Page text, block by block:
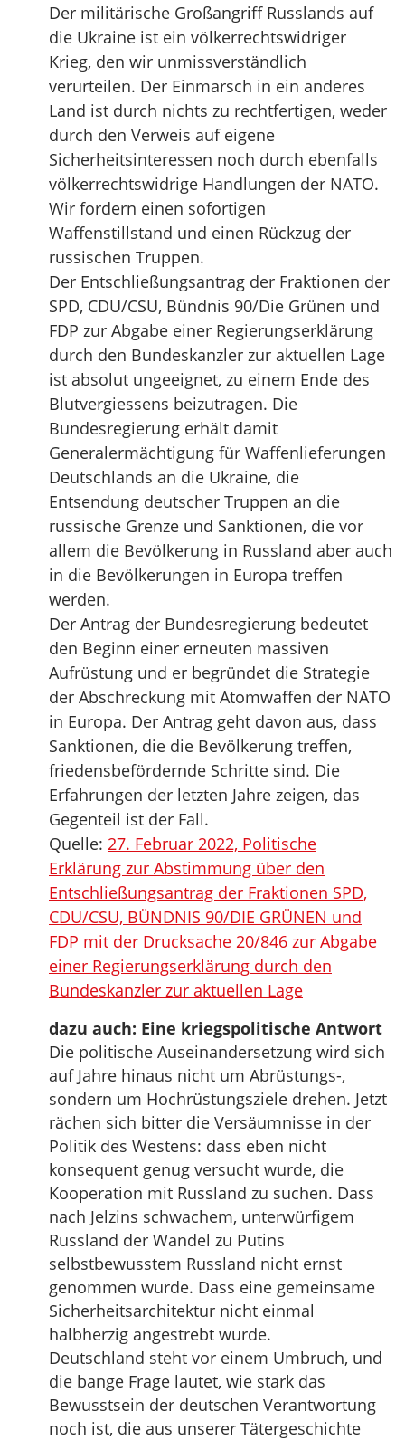
Der militärische Großangriff Russlands auf
die Ukraine ist ein völkerrechtswidriger
Krieg, den wir unmissverständlich
verurteilen. Der Einmarsch in ein anderes
Land ist durch nichts zu rechtfertigen, weder
durch den Verweis auf eigene
Sicherheitsinteressen noch durch ebenfalls
völkerrechtswidrige Handlungen der NATO.
Wir fordern einen sofortigen
Waffenstillstand und einen Rückzug der
russischen Truppen.
Der Entschließungsantrag der Fraktionen der
SPD, CDU/CSU, Bündnis 90/Die Grünen und
FDP zur Abgabe einer Regierungserklärung
durch den Bundeskanzler zur aktuellen Lage
ist absolut ungeeignet, zu einem Ende des
Blutvergiessens beizutragen. Die
Bundesregierung erhält damit
Generalermächtigung für Waffenlieferungen
Deutschlands an die Ukraine, die
Entsendung deutscher Truppen an die
russische Grenze und Sanktionen, die vor
allem die Bevölkerung in Russland aber auch
in die Bevölkerungen in Europa treffen
werden.
Der Antrag der Bundesregierung bedeutet
den Beginn einer erneuten massiven
Aufrüstung und er begründet die Strategie
der Abschreckung mit Atomwaffen der NATO
in Europa. Der Antrag geht davon aus, dass
Sanktionen, die die Bevölkerung treffen,
friedensbefördernde Schritte sind. Die
Erfahrungen der letzten Jahre zeigen, das
Gegenteil ist der Fall.
Quelle: 27. Februar 2022, Politische
Erklärung zur Abstimmung über den
Entschließungsantrag der Fraktionen SPD,
CDU/CSU, BÜNDNIS 90/DIE GRÜNEN und
FDP mit der Drucksache 20/846 zur Abgabe
einer Regierungserklärung durch den
Bundeskanzler zur aktuellen Lage
dazu auch: Eine kriegspolitische Antwort
Die politische Auseinandersetzung wird sich
auf Jahre hinaus nicht um Abrüstungs-,
sondern um Hochrüstungsziele drehen. Jetzt
rächen sich bitter die Versäumnisse in der
Politik des Westens: dass eben nicht
konsequent genug versucht wurde, die
Kooperation mit Russland zu suchen. Dass
nach Jelzins schwachem, unterwürfigem
Russland der Wandel zu Putins
selbstbewusstem Russland nicht ernst
genommen wurde. Dass eine gemeinsame
Sicherheitsarchitektur nicht einmal
halbherzig angestrebt wurde.
Deutschland steht vor einem Umbruch, und
die bange Frage lautet, wie stark das
Bewusstsein der deutschen Verantwortung
noch ist, die aus unserer Tätergeschichte